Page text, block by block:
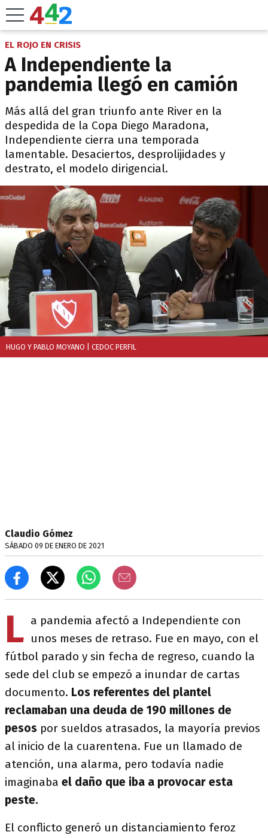
EL ROJO EN CRISIS
A Independiente la
pandemia llegó en camión
Más allá del gran triunfo ante River en la
despedida de la Copa Diego Maradona,
Independiente cierra una temporada
lamentable. Desaciertos, desprolijidades y
destrato, el modelo dirigencial.
HUGO Y PABLO MOYANO | CEDOC PERFIL
Claudio Gómez
SÁBADO 09 DE ENERO DE 2021
L a pandemia afectó a Independiente con
unos meses de retraso. Fue en mayo, con el
fútbol parado y sin fecha de regreso, cuando la
sede del club se empezó a inundar de cartas
documento. Los referentes del plantel
reclamaban una deuda de 190 millones de
pesos por sueldos atrasados, la mayoría previos
al inicio de la cuarentena. Fue un llamado de
atención, una alarma, pero todavía nadie
imaginaba el daño que iba a provocar esta
peste.
El conflicto generó un distanciamiento feroz